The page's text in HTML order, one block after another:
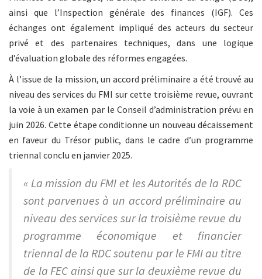
ainsi que l’Inspection générale des finances (IGF). Ces
échanges ont également impliqué des acteurs du secteur
privé et des partenaires techniques, dans une logique
d’évaluation globale des réformes engagées.
À l’issue de la mission, un accord préliminaire a été trouvé au
niveau des services du FMI sur cette troisième revue, ouvrant
la voie à un examen par le Conseil d’administration prévu en
juin 2026. Cette étape conditionne un nouveau décaissement
en faveur du Trésor public, dans le cadre d’un programme
triennal conclu en janvier 2025.
« La mission du FMI et les Autorités de la RDC
sont parvenues à un accord préliminaire au
niveau des services sur la troisième revue du
programme économique et financier
triennal de la RDC soutenu par le FMI au titre
de la FEC ainsi que sur la deuxième revue du